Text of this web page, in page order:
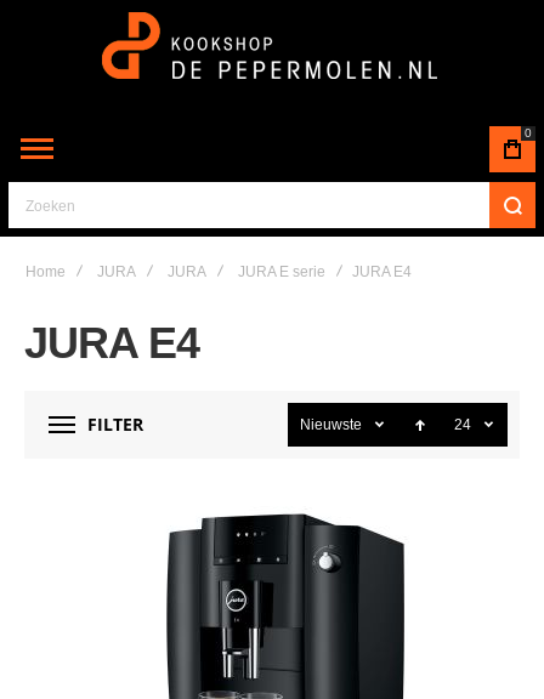
0
Zoeken
Home JURA JURA JURA E serie JURA E4
JURA E4
FILTER Nieuwste 24